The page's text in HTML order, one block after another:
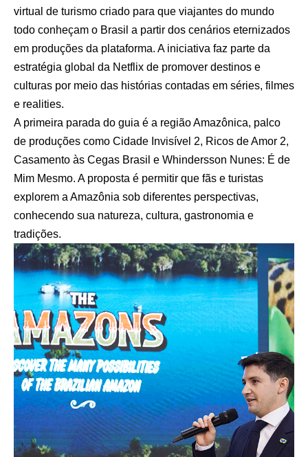
virtual de turismo criado para que viajantes do mundo
todo conheçam o Brasil a partir dos cenários eternizados
em produções da plataforma. A iniciativa faz parte da
estratégia global da Netflix de promover destinos e
culturas por meio das histórias contadas em séries, filmes
e realities.
A primeira parada do guia é a região Amazônica, palco
de produções como Cidade Invisível 2, Ricos de Amor 2,
Casamento às Cegas Brasil e Whindersson Nunes: É de
Mim Mesmo. A proposta é permitir que fãs e turistas
explorem a Amazônia sob diferentes perspectivas,
conhecendo sua natureza, cultura, gastronomia e
tradições.